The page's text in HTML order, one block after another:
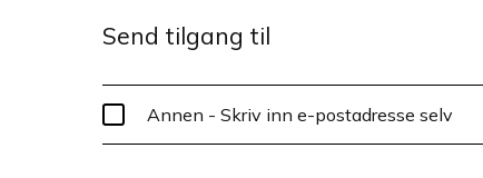
Send tilgang til
Annen - Skriv inn e-postadresse selv